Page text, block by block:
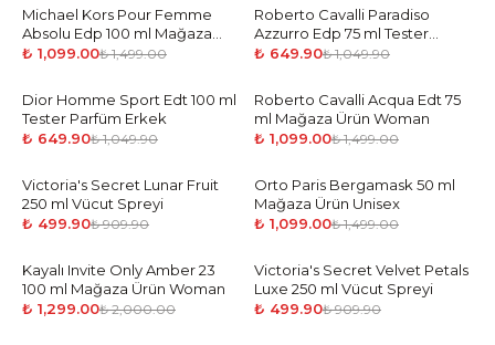
-27%
Michael Kors Pour Femme
Absolu Edp 100 ml Mağaza
Ürün Woman
₺ 1,099.00₺ 1,499.00
-38%
Roberto Cavalli Paradiso
Azzurro Edp 75 ml Tester
Parfüm Kadın
₺ 649.90₺ 1,049.90
-38%
Dior Homme Sport Edt 100 ml
Tester Parfüm Erkek
₺ 649.90₺ 1,049.90
-27%
Roberto Cavalli Acqua Edt 75
ml Mağaza Ürün Woman
₺ 1,099.00₺ 1,499.00
-45%
Victoria's Secret Lunar Fruit
250 ml Vücut Spreyi
₺ 499.90₺ 909.90
-27%
Orto Paris Bergamask 50 ml
Mağaza Ürün Unisex
₺ 1,099.00₺ 1,499.00
-35%
Kayalı Invite Only Amber 23
100 ml Mağaza Ürün Woman
₺ 1,299.00₺ 2,000.00
-45%
Victoria's Secret Velvet Petals
Luxe 250 ml Vücut Spreyi
₺ 499.90₺ 909.90